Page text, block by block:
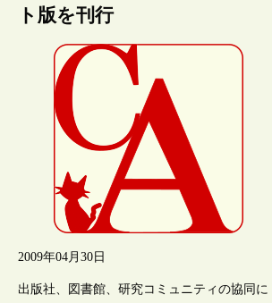
ト版を刊行
2009年04月30日
出版社、図書館、研究コミュニティの協同に